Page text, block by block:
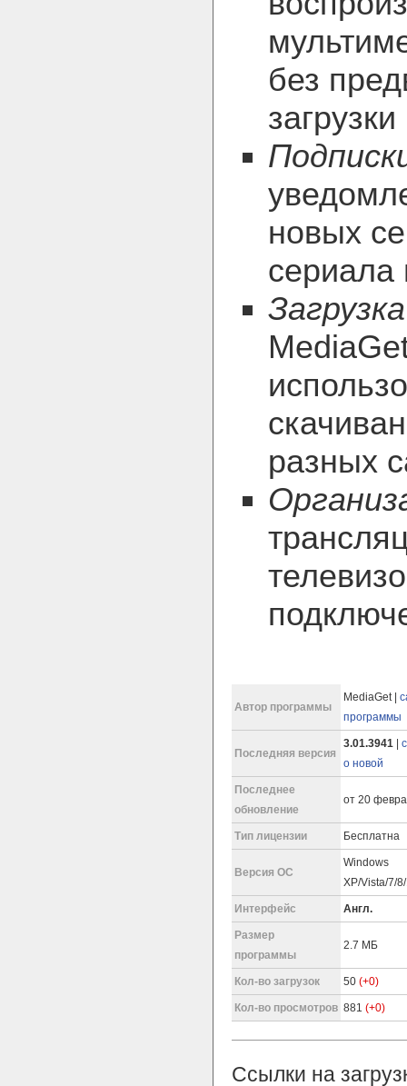
без
новых
сериала
разных
Автор программы
MediaGet |
программы
Последняя версия
3.01.3941
о новой
Последнее
обновление
от 20
Тип лицензии Бесплатна
Версия ОС
Windows
XP/Vista/7/
Интерфейс Англ.
Размер
программы
2.7 МБ
Кол-во загрузок 50 (+0)
Кол-во просмотров 881 (+0)
Ссылки на